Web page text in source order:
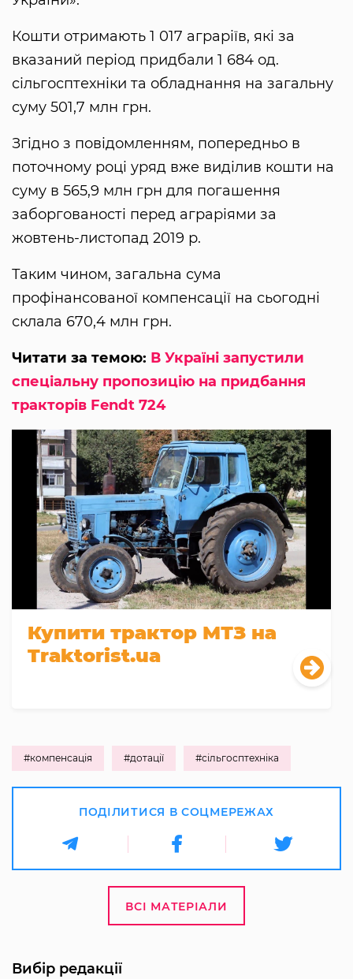
Кошти отримають 1 017 аграріїв, які за
вказаний період придбали 1 684 од.
сільгосптехніки та обладнання на загальну
суму 501,7 млн ​​грн.
Згідно з повідомленням, попередньо в
поточному році уряд вже виділив кошти на
суму в 565,9 млн грн для погашення
заборгованості перед аграріями за
жовтень-листопад 2019 р.
Таким чином, загальна сума
профінансованої компенсації на сьогодні
склала 670,4 млн грн.
Читати за темою: В Україні запустили
спеціальну пропозицію на придбання
тракторів Fendt 724
Купити трактор МТЗ на
Traktorist.ua
#компенсація #дотації #сільгосптехніка
ПОДІЛИТИСЯ В СОЦМЕРЕЖАХ
ВСІ МАТЕРІАЛИ
Вибір редакції